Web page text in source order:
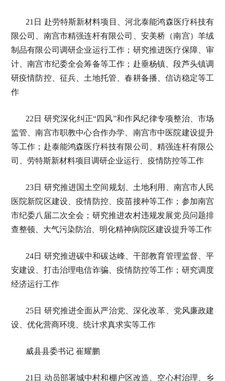
21日 赴劳特斯新材料项目、河北泰能鸿森医疗科技有
限公司、南宫市精强连杆有限公司、安美桥（南宫）羊绒
制品有限公司调研企业运行工作；研究推进医疗保障、审
计、南宫市纪委全会筹备等工作；赴垂杨镇、段芦头镇调
研疫情防控、征兵、土地托管、春耕备播、信访稳定等工
作
22日 研究深化纠正“四风”和作风纪律专项整治、市场
监管、南宫市职教中心合作办学、南宫市中医院建设提升
等工作；赴泰能鸿森医疗科技有限公司、精强连杆有限公
司、劳特斯新材料项目调研企业运行、疫情防控等工作
23日 研究推进国土空间规划、土地利用、南宫市人民
医院新院区建设、疫情防控、疫苗接种等工作；参加南宫
市纪委八届二次全会；研究推进农村违规发展党员问题排
查整顿、大气污染防治、明化精神病院区建设提升等工作
24日 研究推进碳中和碳达峰、干部教育管理监督、平
安建设、打击治理电信诈骗、疫情防控等工作；研究调度
经济运行工作
25日 研究推进全面从严治党、深化改革、党风廉政建
设、优化营商环境、统计求真求实等工作
威县县委书记 崔耀鹏
21日 动员部署城中村和棚户区改造、空心村治理、乡